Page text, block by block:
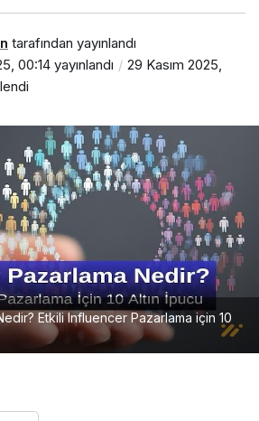
tarafından yayınlandı
00:14 yayınlandı
29 Kasım 2025,
Etkili Influencer Pazarlama için 10